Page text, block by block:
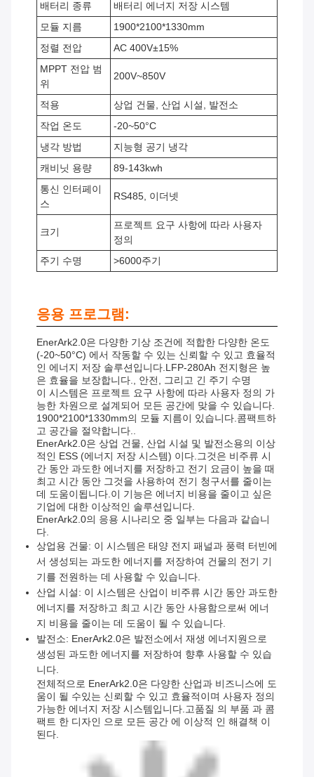
배터리 종류
배터리 에너지 저장 시스템
모듈 지름
1900*2100*1330mm
정렬 전압
AC 400V±15%
MPPT 전압 범
위
200V~850V
적용
상업 건물, 산업 시설, 발전소
작업 온도
-20~50°C
냉각 방법
지능형 공기 냉각
캐비닛 용량
89-143kwh
통신 인터페이
스
RS485, 이더넷
크기
프로젝트 요구 사항에 따라 사용자
정의
주기 수명
>6000주기
응용 프로그램:
EnerArk2.0은 다양한 기상 조건에 적합한 다양한 온도
(-20~50°C) 에서 작동할 수 있는 신뢰할 수 있고 효율적
인 에너지 저장 솔루션입니다.LFP-280Ah 전지형은 높
은 효율을 보장합니다., 안전, 그리고 긴 주기 수명
이 시스템은 프로젝트 요구 사항에 따라 사용자 정의 가
능한 차원으로 설계되어 모든 공간에 맞을 수 있습니다.
1900*2100*1330mm의 모듈 지름이 있습니다.콤팩트하
고 공간을 절약합니다..
EnerArk2.0은 상업 건물, 산업 시설 및 발전소용의 이상
적인 ESS (에너지 저장 시스템) 이다.그것은 비주류 시
간 동안 과도한 에너지를 저장하고 전기 요금이 높을 때
최고 시간 동안 그것을 사용하여 전기 청구서를 줄이는
데 도움이됩니다.이 기능은 에너지 비용을 줄이고 싶은
기업에 대한 이상적인 솔루션입니다.
EnerArk2.0의 응용 시나리오 중 일부는 다음과 같습니
다.
상업용 건물: 이 시스템은 태양 전지 패널과 풍력 터빈에
서 생성되는 과도한 에너지를 저장하여 건물의 전기 기
기를 전원하는 데 사용할 수 있습니다.
산업 시설: 이 시스템은 산업이 비주류 시간 동안 과도한
에너지를 저장하고 최고 시간 동안 사용함으로써 에너
지 비용을 줄이는 데 도움이 될 수 있습니다.
발전소: EnerArk2.0은 발전소에서 재생 에너지원으로
생성된 과도한 에너지를 저장하여 향후 사용할 수 있습
니다.
전체적으로 EnerArk2.0은 다양한 산업과 비즈니스에 도
움이 될 수있는 신뢰할 수 있고 효율적이며 사용자 정의
가능한 에너지 저장 시스템입니다.고품질 의 부품 과 콤
팩트 한 디자인 으로 모든 공간 에 이상적 인 해결책 이
된다.